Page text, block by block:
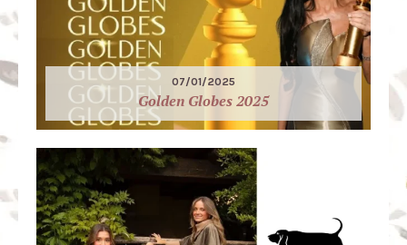
07/01/2025
Golden Globes 2025